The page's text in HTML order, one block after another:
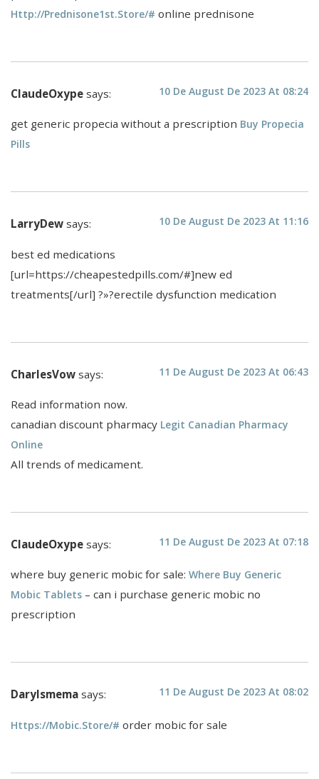
Http://prednisone1st.store/# online prednisone
ClaudeOxype says: 10 De August De 2023 At 08:24
get generic propecia without a prescription Buy Propecia
Pills
LarryDew says: 10 De August De 2023 At 11:16
best ed medications
[url=https://cheapestedpills.com/#]new ed
treatments[/url] ?»?erectile dysfunction medication
CharlesVow says: 11 De August De 2023 At 06:43
Read information now.
canadian discount pharmacy Legit Canadian Pharmacy
Online
All trends of medicament.
ClaudeOxype says: 11 De August De 2023 At 07:18
where buy generic mobic for sale: Where Buy Generic
Mobic Tablets – can i purchase generic mobic no
prescription
Darylsmema says: 11 De August De 2023 At 08:02
Https://mobic.store/# order mobic for sale